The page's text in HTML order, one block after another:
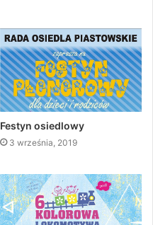
Festyn osiedlowy
3 września, 2019